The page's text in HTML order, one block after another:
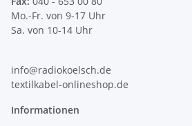
Mo.-Fr. von 9-17 Uhr
Sa. von 10-14 Uhr
info@radiokoelsch.de
textilkabel-onlineshop.de
Informationen